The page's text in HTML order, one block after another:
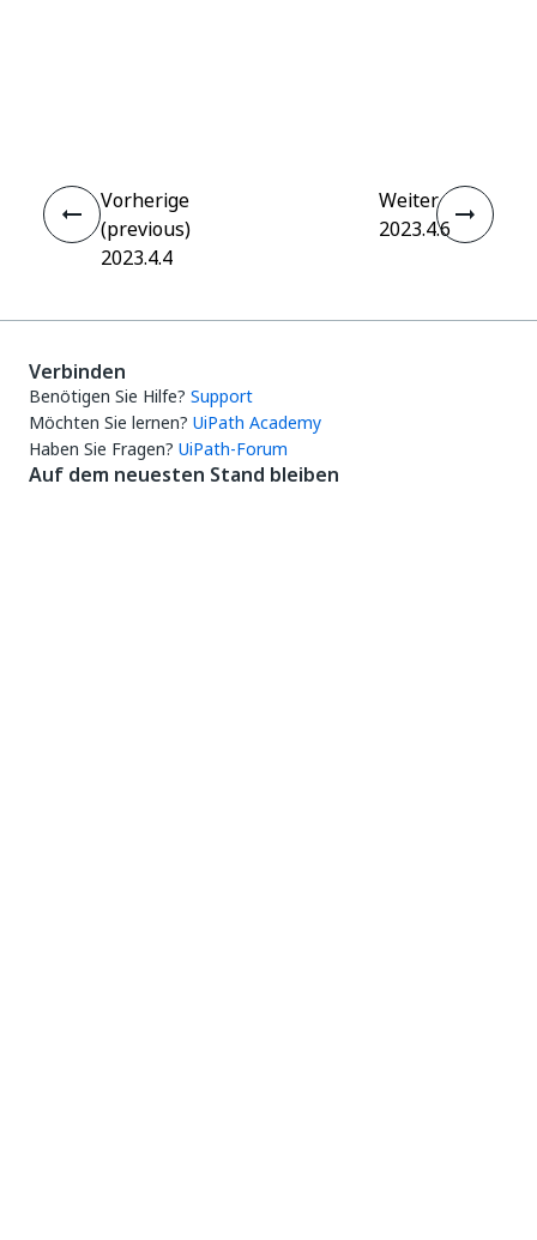
Vorherige
(previous)
2023.4.4
Weiter
2023.4.6
Verbinden
Benötigen Sie Hilfe? Support
Möchten Sie lernen? UiPath Academy
Haben Sie Fragen? UiPath-Forum
Auf dem neuesten Stand bleiben